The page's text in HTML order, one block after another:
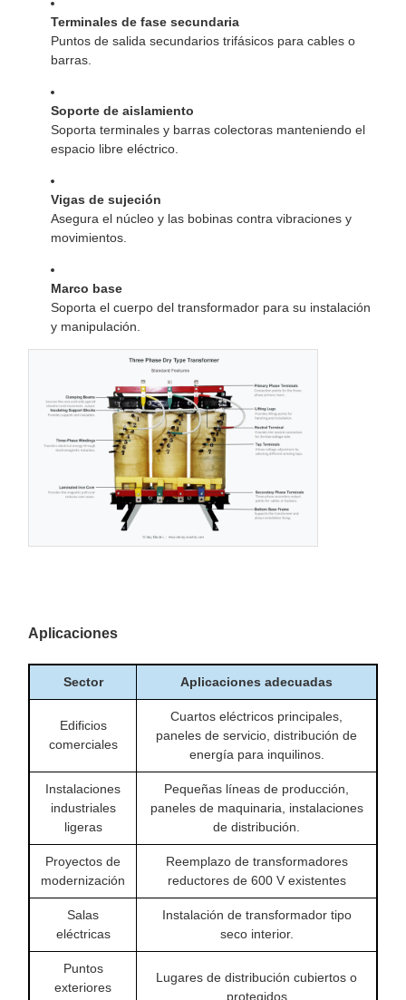
Terminales de fase secundaria
Puntos de salida secundarios trifásicos para cables o
barras.
Soporte de aislamiento
Soporta terminales y barras colectoras manteniendo el
espacio libre eléctrico.
Vigas de sujeción
Asegura el núcleo y las bobinas contra vibraciones y
movimientos.
Marco base
Soporta el cuerpo del transformador para su instalación
y manipulación.
Aplicaciones
Sector Aplicaciones adecuadas
Edificios
comerciales
Cuartos eléctricos principales,
paneles de servicio, distribución de
energía para inquilinos.
Instalaciones
industriales
ligeras
Pequeñas líneas de producción,
paneles de maquinaria, instalaciones
de distribución.
Proyectos de
modernización
Reemplazo de transformadores
reductores de 600 V existentes
Salas
eléctricas
Instalación de transformador tipo
seco interior.
Puntos
exteriores
Lugares de distribución cubiertos o
protegidos